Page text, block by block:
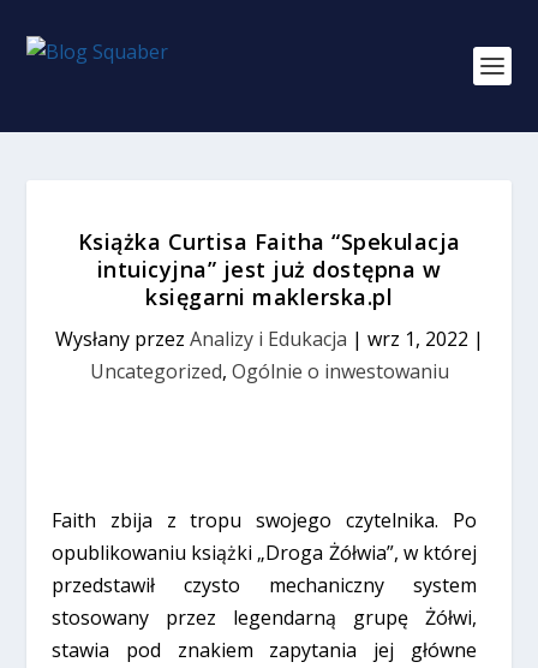
Książka Curtisa Faitha “Spekulacja
intuicyjna” jest już dostępna w
księgarni maklerska.pl
Wysłany przez Analizy i Edukacja | wrz 1, 2022 |
Uncategorized, Ogólnie o inwestowaniu
Faith zbija z tropu swojego czytelnika. Po
opublikowaniu książki „Droga Żółwia”, w której
przedstawił czysto mechaniczny system
stosowany przez legendarną grupę Żółwi,
stawia pod znakiem zapytania jej główne